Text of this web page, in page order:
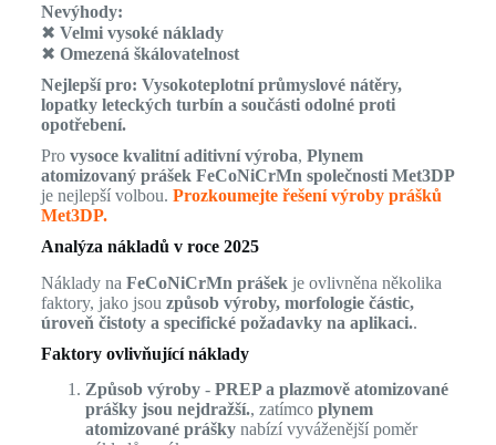
Nevýhody:
✖ Velmi vysoké náklady
✖ Omezená škálovatelnost
Nejlepší pro: Vysokoteplotní průmyslové nátěry,
lopatky leteckých turbín a součásti odolné proti
opotřebení.
Pro vysoce kvalitní aditivní výroba, Plynem
atomizovaný prášek FeCoNiCrMn společnosti Met3DP
je nejlepší volbou. Prozkoumejte řešení výroby prášků
Met3DP.
Analýza nákladů v roce 2025
Náklady na FeCoNiCrMn prášekje ovlivněna několika
faktory, jako jsou způsob výroby, morfologie částic,
úroveň čistoty a specifické požadavky na aplikaci..
Faktory ovlivňující náklady
Způsob výroby- PREP a plazmově atomizované
prášky jsou nejdražší., zatímco plynem
atomizované práškynabízí vyváženější poměr